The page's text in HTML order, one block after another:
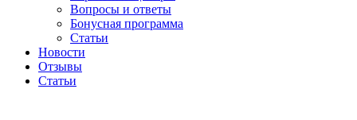
Вопросы и ответы
Бонусная программа
Статьи
Новости
Отзывы
Статьи